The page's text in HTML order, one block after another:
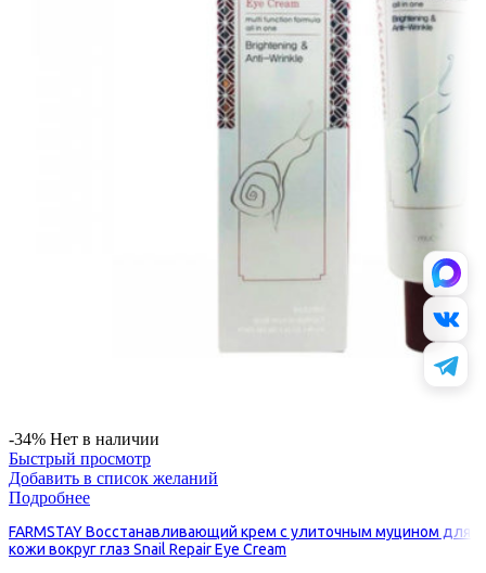
-34% Нет в наличии
Быстрый просмотр
Добавить в список желаний
Подробнее
FARMSTAY Восстанавливающий крем с улиточным муцином для
кожи вокруг глаз Snail Repair Eye Cream